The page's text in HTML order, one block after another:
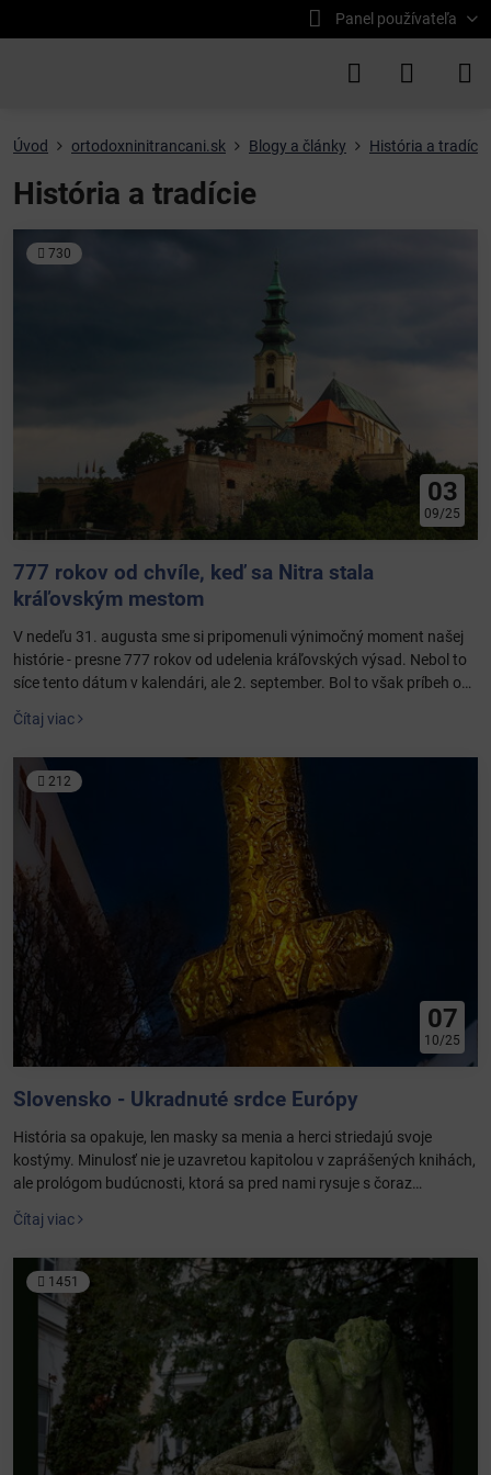
Panel používateľa
Úvod ortodoxninitrancani.sk Blogy a články História a tradície
História a tradície
730
03
09/25
777 rokov od chvíle, keď sa Nitra stala
kráľovským mestom
V nedeľu 31. augusta sme si pripomenuli výnimočný moment našej
histórie - presne 777 rokov od udelenia kráľovských výsad. Nebol to
síce tento dátum v kalendári, ale 2. september. Bol to však príbeh o
slobodu.
Čítaj viac
212
07
10/25
Slovensko - Ukradnuté srdce Európy
História sa opakuje, len masky sa menia a herci striedajú svoje
kostýmy. Minulosť nie je uzavretou kapitolou v zaprášených knihách,
ale prológom budúcnosti, ktorá sa pred nami rysuje s čoraz
jasnejšími obrysmi. Kto nechápe, odkiaľ prišiel, nevie kam smeruje, a
my, Slováci, sme príliš dlho verili cudzím rozprávkam o vlastných
nevedomosti.
Čítaj viac
1451